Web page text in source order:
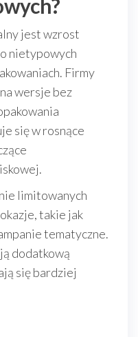
jest wzrost
nietypowych
Firmy
wersje bez
się w rosnące
limitowanych
takie jak
tematyczne.
dodatkową
się bardziej